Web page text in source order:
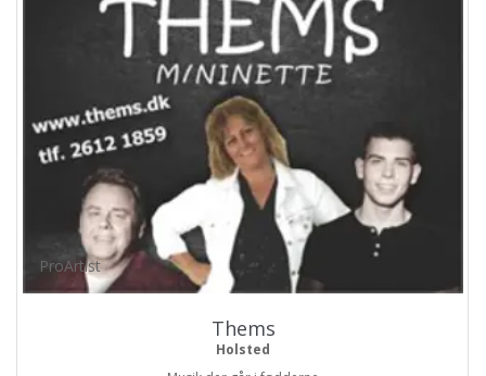
ProArtist
Thems
Holsted